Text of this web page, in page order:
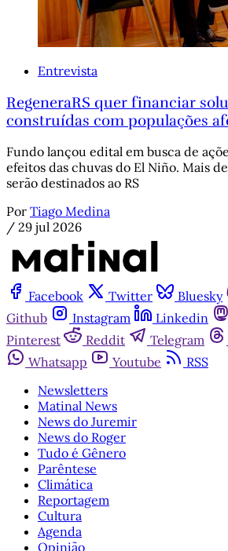
Entrevista
RegeneraRS quer financiar
construídas com populações
Fundo lançou edital em busca de
efeitos das chuvas do El Niño. Mais
serão destinados ao RS
Por Tiago Medina
/ 29 jul 2026
Facebook Twitter Bluesky
Github
Instagram Linkedin
Pinterest
Reddit Telegram
Whatsapp
Youtube
RSS
Newsletters
Matinal News
News do Juremir
News do Roger
Tudo é Gênero
Parêntese
Climática
Reportagem
Cultura
Agenda
Opinião